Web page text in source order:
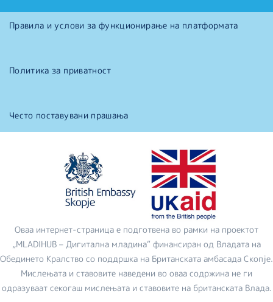
Правила и услови за функционирање на платформата
Политика за приватност
Често поставувани прашања
Оваа интернет-страница е подготвена во рамки на проектот
„MLADIHUB – Дигитална младина“ финансиран од Владата на
Обединето Кралство со поддршка на Британската амбасада Скопје.
Мислењата и ставовите наведени во оваа содржина не ги
одразуваат секогаш мислењата и ставовите на британската Влада.